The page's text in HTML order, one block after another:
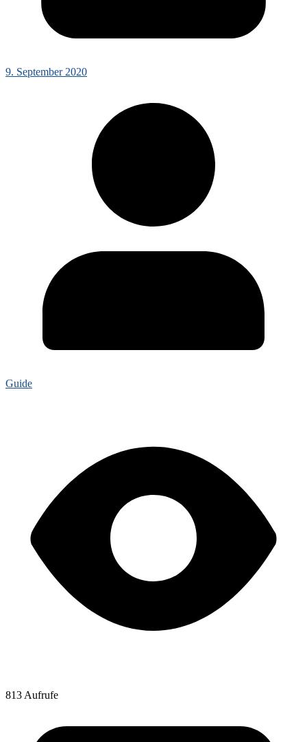
9. September 2020
Guide
813 Aufrufe